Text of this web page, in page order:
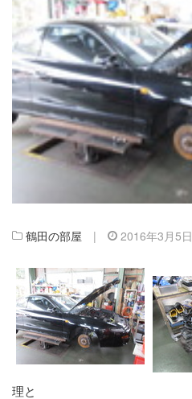
鶴田の部屋 | 2016年3月5日
理と